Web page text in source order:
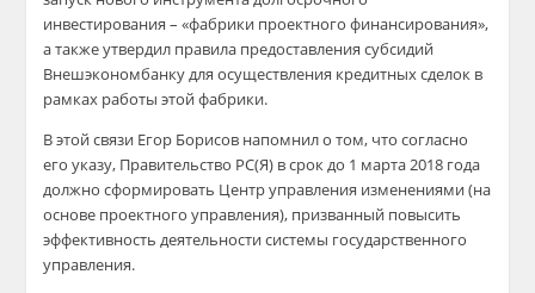
инвестирования – «фабрики проектного финансирования»,
а также утвердил правила предоставления субсидий
Внешэкономбанку для осуществления кредитных сделок в
рамках работы этой фабрики.
В этой связи Егор Борисов напомнил о том, что согласно
его указу, Правительство РС(Я) в срок до 1 марта 2018 года
должно сформировать Центр управления изменениями (на
основе проектного управления), призванный повысить
эффективность деятельности системы государственного
управления.